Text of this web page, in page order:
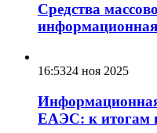
Средства
16:5324 ноя 2025
Информационная
ЕАЭС: к итогам